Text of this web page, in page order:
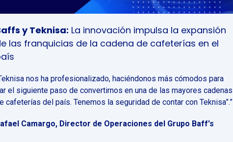
y Teknisa: La innovación impulsa la expansión
las franquicias de la cadena de cafeterías en el
nos ha profesionalizado, haciéndonos más cómodos para
el siguiente paso de convertirnos en una de las mayores cadenas
cafeterías del país. Tenemos la seguridad de contar con Teknisa”.”
Camargo, Director de Operaciones del Grupo Baff's